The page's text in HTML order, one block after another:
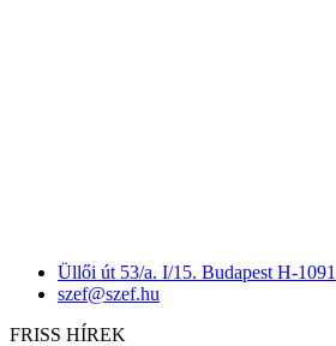
Üllői út 53/a. I/15. Budapest H-1091
szef@szef.hu
FRISS HÍREK